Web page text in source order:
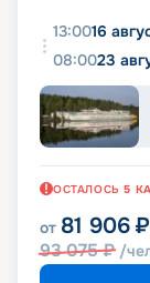
13:0016
08:0023
ОСТАЛОСЬ 5
от 81 906 ₽
93 075₽ /